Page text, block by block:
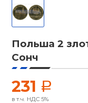
Польша 2
Сонч
231 a
в т.ч. НДС 5%